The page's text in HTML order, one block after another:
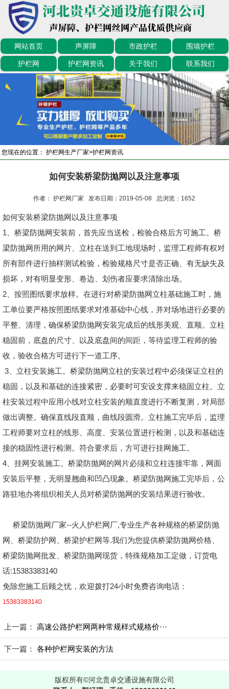
网站首页 声屏障 市政护栏 围墙护栏
护栏网 护栏网资讯 关于我们 联系我们
您现在的位置： 护栏网生产厂家>护栏网资讯
如何安装桥梁防抛网以及注意事项
作者： 护栏网厂家 发布日期：2019-05-08 总浏览： 1652
如何安装桥梁防抛网以及注意事项
1、桥梁防抛网安装前，首先应当送检，检验合格后方可施工。桥
梁防抛网所用的网片、立柱在送到工地现场时，监理工程师有权对
所有部件进行抽样测试检验，检验规格尺寸是否正确、有无缺失及
损坏，对有明显变形、卷边、划伤者应要求清除出场。
2、按照图纸要求放样。在进行对桥梁防抛网立柱基础施工时，施
工单位要严格按照图纸要求对准基础中心线，并对场地进行必要的
平整、清理，确保桥梁防抛网安装完成后的线形美观、直顺。立柱
稳固前，底盘的尺寸、以及底盘间的间距，等待监理工程师的验
收，验收合格方可进行下一道工序。
3、立柱安装施工。桥梁防抛网立柱的安装过程中必须保证立柱的
稳固，以及和基础的连接紧密，必要时可安设支撑来稳固立柱。立
柱安装过程中应用小线对立柱安装的顺直度进行不断复测，对局部
做出调整。确保直线段直顺，曲线段圆滑。立柱施工完毕后，监理
工程师要对立柱的线形、高度、安装位置进行检测，以及和基础连
接的稳固性进行检测。符合要求后，方可进行挂网施工。
4、挂网安装施工。桥梁防抛网的网片必须和立柱连接牢靠，网面
安装后平整，无明显翘曲和凹凸现象。桥梁防抛网施工完毕后，公
路驻地办将组织相关人员对桥梁防抛网的安装结果进行验收。
桥梁防抛网厂家--火人护栏网厂,专业生产各种规格的桥梁防抛
网、桥梁防护网、桥梁护栏网等.我们为您提供桥梁防抛网价格、
桥梁防抛网批发、桥梁防抛网现货，特殊规格加工定做，订货电
话:15383383140
免除您施工后顾之忧，欢迎拨打24小时免费咨询电话：
15383383140
上一篇：高速公路护栏网两种常规样式规格价···
下一篇：各种护栏网安装的方法
版权所有©河北贵卓交通设施有限公司